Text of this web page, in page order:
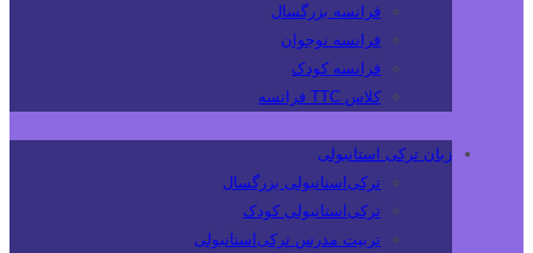
فرانسه بزرگسال
فرانسه نوجوان
فرانسه کودک
کلاس TTC فرانسه
زبان ترکی استانبولی
ترکی‌استانبولی بزرگسال
ترکی‌استانبولی کودک
تربیت مدرس ترکی‌استانبولی